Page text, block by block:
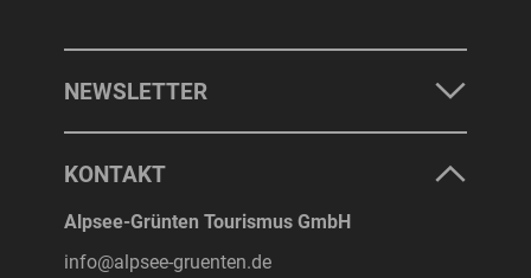
NEWSLETTER
KONTAKT
Alpsee-Grünten Tourismus GmbH
info@alpsee-gruenten.de